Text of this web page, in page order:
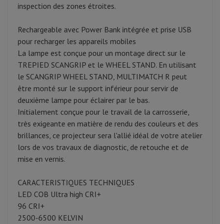
inspection des zones étroites.
Rechargeable avec Power Bank intégrée et prise USB
pour recharger les appareils mobiles
La lampe est conçue pour un montage direct sur le
TREPIED SCANGRIP et le WHEEL STAND. En utilisant
le SCANGRIP WHEEL STAND, MULTIMATCH R peut
être monté sur le support inférieur pour servir de
deuxième lampe pour éclairer par le bas.
Initialement conçue pour le travail de la carrosserie,
très exigeante en matière de rendu des couleurs et des
brillances, ce projecteur sera l'allié idéal de votre atelier
lors de vos travaux de diagnostic, de retouche et de
mise en vernis.
CARACTERISTIQUES TECHNIQUES
LED COB Ultra high CRI+
96 CRI+
2500-6500 KELVIN